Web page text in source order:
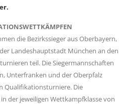
die Bezirkssieger aus Oberbayern,
Landeshauptstadt München an den
teil. Die Siegermannschaften
Unterfranken und der Oberpfalz
Qualifikationsturniere. Die
der jeweiligen Wettkampfklasse von